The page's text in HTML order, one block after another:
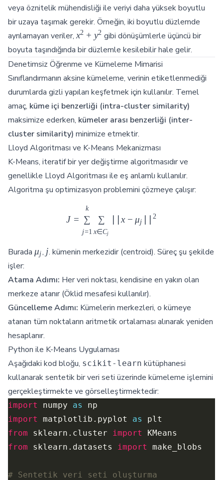
veya öznitelik mühendisliği ile veriyi daha yüksek boyutlu
bir uzaya taşımak gerekir. Örneğin, iki boyutlu düzlemde
ayrılamayan veriler,x^2
+
y^2
x2 + y2 gibi dönüşümlerle üçüncü bir
boyuta taşındığında bir düzlemle kesilebilir hale gelir.
Denetimsiz Öğrenme ve Kümeleme Mimarisi
Sınıflandırmanın aksine kümeleme, verinin etiketlenmediği
durumlarda gizli yapıları keşfetmek için kullanılır. Temel
amaç, küme içi benzerliği (intra-cluster similarity)
maksimize ederken, kümeler arası benzerliği (inter-
cluster similarity) minimize etmektir.
Lloyd Algoritması ve K-Means Mekanizması
K-Means, iteratif bir yer değiştirme algoritmasıdır ve
genellikle Lloyd Algoritması ile eş anlamlı kullanılır.
Algoritma şu optimizasyon problemini çözmeye çalışır:
J =
j=1
∑
k
x∈Cj
∑ ∣∣x − μj ∣ ∣ 2
Burada \mu_j
μj, jj. kümenin merkezidir (centroid). Süreç şu şekilde
işler:
Atama Adımı: Her veri noktası, kendisine en yakın olan
merkeze atanır (Öklid mesafesi kullanılır).
Güncelleme Adımı: Kümelerin merkezleri, o kümeye
atanan tüm noktaların aritmetik ortalaması alınarak yeniden
hesaplanır.
Python ile K-Means Uygulaması
Aşağıdaki kod bloğu, scikit-learn kütüphanesi
kullanarak sentetik bir veri seti üzerinde kümeleme işlemini
gerçekleştirmekte ve görselleştirmektedir:
import numpy as
import
matplotlib.pyplot as
from sklearn.cluster import
from sklearn.datasets import
# Sentetik veri seti oluşturma